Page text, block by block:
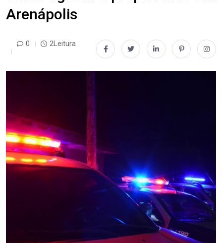
Arenápolis
0 2Leitura